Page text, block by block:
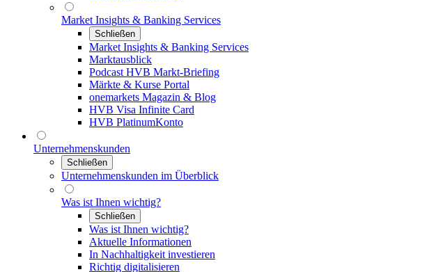
Market Insights & Banking Services
Schließen
Market Insights & Banking Services
Marktausblick
Podcast HVB Markt-Briefing
Märkte & Kurse Portal
onemarkets Magazin & Blog
HVB Visa Infinite Card
HVB PlatinumKonto
Unternehmenskunden
Schließen
Unternehmenskunden im Überblick
Was ist Ihnen wichtig?
Schließen
Was ist Ihnen wichtig?
Aktuelle Informationen
In Nachhaltigkeit investieren
Richtig digitalisieren